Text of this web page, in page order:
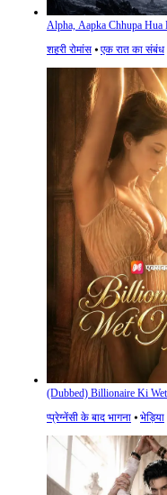
Alpha, Aapka Chhupa Hua
शहरी रोमांस ⦁ एक रात का संबंध
(Dubbed) Billionaire Ki
प्प्रेग्नेंसी के बाद भागना ⦁ भेड़िया